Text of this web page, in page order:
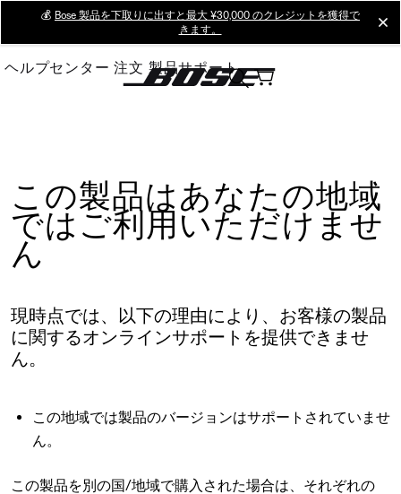
Main
💰 Bose 製品を下取りに出すと最大 ¥30,000 のクレジットを獲得で
きます。
ヘルプセンター 注文 製品サポート
この製品はあなたの地域
ではご利用いただけませ
ん
現時点では、以下の理由により、お客様の製品
に関するオンラインサポートを提供できませ
ん。
この地域では製品のバージョンはサポートされていませ
ん。
この製品を別の国/地域で購入された場合は、それぞれの